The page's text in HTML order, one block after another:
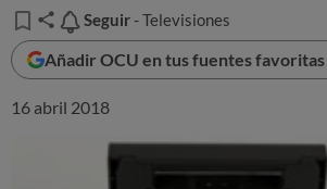
Seguir
Seguir - Televisiones
Añadir OCU en tus fuentes favoritas
16 abril 2018